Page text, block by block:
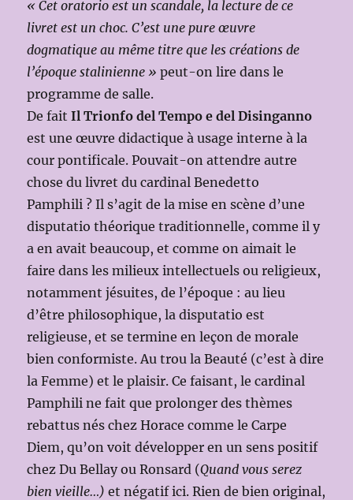
« Cet oratorio est un scandale, la lecture de ce
livret est un choc. C’est une pure œuvre
dogmatique au même titre que les créations de
l’époque stalinienne » peut-on lire dans le
programme de salle.
De faitIl Trionfo del Tempo e del Disinganno
est une œuvre didactique à usage interne à la
cour pontificale. Pouvait-on attendre autre
chose du livret du cardinal Benedetto
Pamphili ? Il s’agit de la mise en scène d’une
disputatio théorique traditionnelle, comme il y
a en avait beaucoup, et comme on aimait le
faire dans les milieux intellectuels ou religieux,
notamment jésuites, de l’époque : au lieu
d’être philosophique, la disputatio est
religieuse, et se termine en leçon de morale
bien conformiste. Au trou la Beauté (c’est à dire
la Femme) et le plaisir. Ce faisant, le cardinal
Pamphili ne fait que prolonger des thèmes
rebattus nés chez Horace comme le Carpe
Diem, qu’on voit développer en un sens positif
chez Du Bellay ou Ronsard (Quand vous serez
bien vieille…)et négatif ici. Rien de bien original,